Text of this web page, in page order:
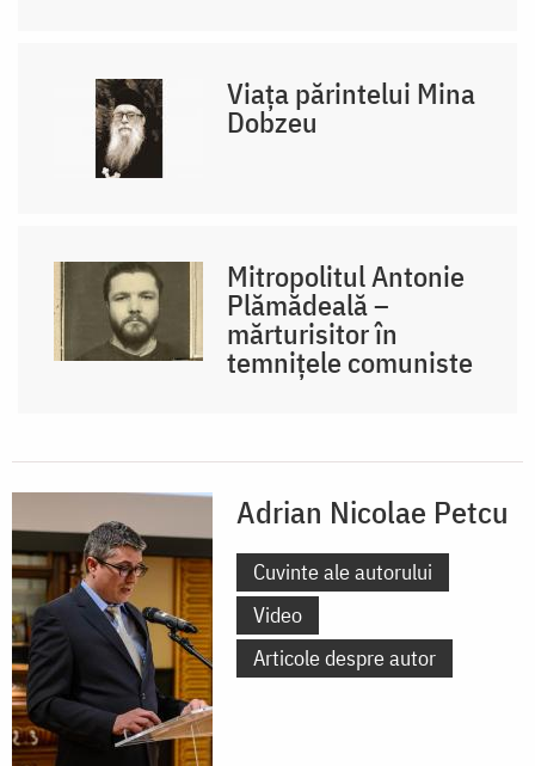
Viața părintelui Mina
Dobzeu
Mitropolitul Antonie
Plămădeală –
mărturisitor în
temnițele comuniste
Adrian Nicolae Petcu
Cuvinte ale autorului
Video
Articole despre autor